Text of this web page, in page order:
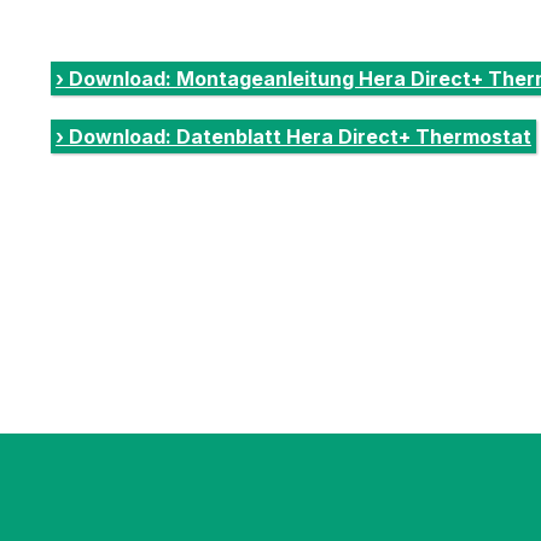
› Download: Montageanleitung Hera Direct+
› Download: Datenblatt Hera Direct+ Thermostat